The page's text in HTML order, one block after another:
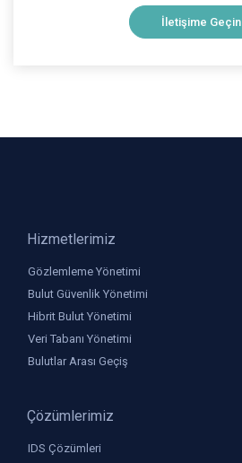
İletişime Geçin
Hizmetlerimiz
Gözlemleme Yönetimi
Bulut Güvenlik Yönetimi
Hibrit Bulut Yönetimi
Veri Tabanı Yönetimi
Bulutlar Arası Geçiş
Çözümlerimiz
IDS Çözümleri